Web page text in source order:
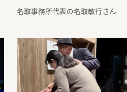
名取事務所代表の名取敏行さん